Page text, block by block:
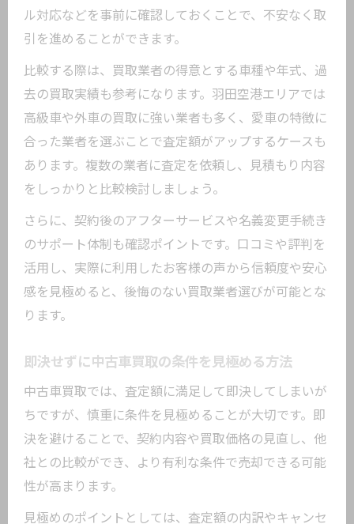
ル対応などを事前に確認しておくことで、不安なく取
引を進めることができます。
比較する際は、買取業者の得意とする車種や年式、過
去の買取実績も参考になります。羽田空港エリアでは
高級車や外車の買取に強い業者も多く、愛車の特徴に
合った業者を選ぶことで査定額がアップするケースも
あります。複数の業者に査定を依頼し、見積もり内容
をしっかりと比較検討しましょう。
さらに、契約後のアフターサービスや名義変更手続き
のサポート体制も確認ポイントです。口コミや評判を
活用し、実際に利用したお客様の声から信頼度や安心
感を見極めると、後悔のない買取業者選びが可能とな
ります。
即決せずに中古車買取の条件を見極める方法
中古車買取では、査定額に満足して即決してしまいが
ちですが、慎重に条件を見極めることが大切です。即
決を避けることで、契約内容や買取価格の見直し、他
社との比較ができ、より有利な条件で売却できる可能
性が高まります。
見極めのポイントとしては、査定額の内訳やキャンセ